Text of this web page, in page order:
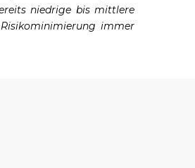
niedrige bis mittlere
immer